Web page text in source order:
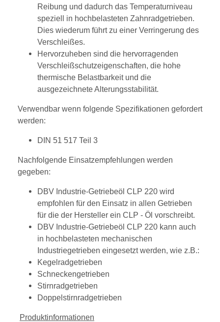
Reibung und dadurch das Temperaturniveau
speziell in hochbelasteten Zahnradgetrieben.
Dies wiederum führt zu einer Verringerung des
Verschleißes.
Hervorzuheben sind die hervorragenden
Verschleißschutzeigenschaften, die hohe
thermische Belastbarkeit und die
ausgezeichnete Alterungsstabilität.
Verwendbar wenn folgende Spezifikationen gefordert
werden:
DIN 51 517 Teil 3
Nachfolgende Einsatzempfehlungen werden
gegeben:
DBV Industrie-Getriebeöl CLP 220 wird
empfohlen für den Einsatz in allen Getrieben
für die der Hersteller ein CLP - Öl vorschreibt.
DBV Industrie-Getriebeöl CLP 220 kann auch
in hochbelasteten mechanischen
Industriegetrieben eingesetzt werden, wie z.B.:
Kegelradgetrieben
Schneckengetrieben
Stirnradgetrieben
Doppelstirnradgetrieben
Produktinformationen